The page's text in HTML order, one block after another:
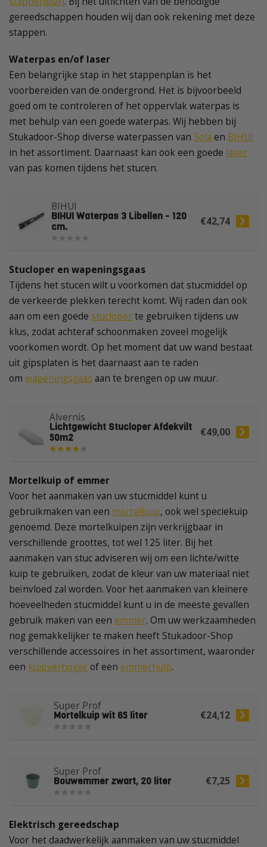
gereedschappen houden wij dan ook rekening met deze
stappen.
Waterpas en/of laser
Een belangrijke stap in het stappenplan is het
voorbereiden van de ondergrond. Het is bijvoorbeeld
goed om te controleren of het oppervlak waterpas is
met behulp van een goede waterpas. Wij hebben bij
Stukadoor-Shop diverse waterpassen van Sola en BIHUI
in het assortiment. Daarnaast kan ook een goede laser
van pas komen tijdens het stucen.
BIHUI
BIHUI Waterpas 3 Libellen - 120
cm.
€42,74
Stucloper en wapeningsgaas
Tijdens het stucen wilt u voorkomen dat stucmiddel op
de verkeerde plekken terecht komt. Wij raden dan ook
aan om een goede stucloperte gebruiken tijdens uw
klus, zodat achteraf schoonmaken zoveel mogelijk
voorkomen wordt. Op het moment dat uw wand bestaat
uit gipsplaten is het daarnaast aan te raden
om wapeningsgaas aan te brengen op uw muur.
Alvernis
Lichtgewicht Stucloper Afdekvilt
50m2
€49,00
Mortelkuip of emmer
Voor het aanmaken van uw stucmiddel kunt u
gebruikmaken van een mortelkuip, ook wel speciekuip
genoemd. Deze mortelkuipen zijn verkrijgbaar in
verschillende groottes, tot wel 125 liter. Bij het
aanmaken van stuc adviseren wij om een lichte/witte
kuip te gebruiken, zodat de kleur van uw materiaal niet
beïnvloed zal worden. Voor het aanmaken van kleinere
hoeveelheden stucmiddel kunt u in de meeste gevallen
gebruik maken van een emmer. Om uw werkzaamheden
nog gemakkelijker te maken heeft Stukadoor-Shop
verschillende accessoires in het assortiment, waaronder
een kuipverhoger of een emmerhulp.
Super Prof
Mortelkuip wit 65 liter €24,12
Super Prof
Bouwemmer zwart, 20 liter €7,25
Elektrisch gereedschap
Voor het daadwerkelijk aanmaken van uw stucmiddel